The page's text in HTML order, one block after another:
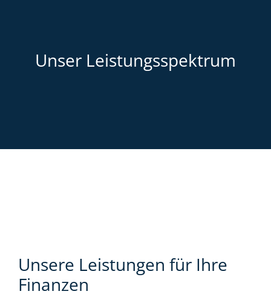
Unser Leistungsspektrum
Unsere Leistungen für Ihre
Finanzen